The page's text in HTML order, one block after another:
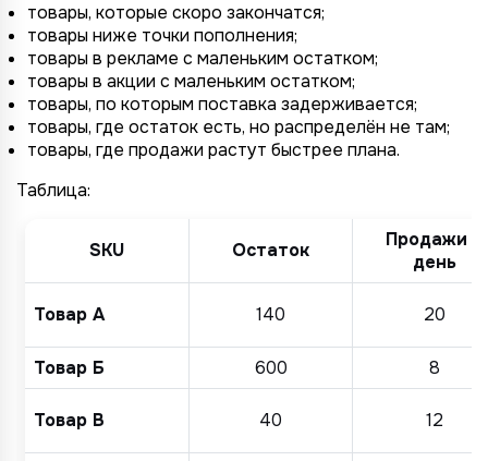
товары, которые скоро закончатся;
товары ниже точки пополнения;
товары в рекламе с маленьким остатком;
товары в акции с маленьким остатком;
товары, по которым поставка задерживается;
товары, где остаток есть, но распределён не там;
товары, где продажи растут быстрее плана.
Таблица:
SKU Остаток
Продажи в
день
Товар А 140 20
Товар Б 600 8
Товар В 40 12